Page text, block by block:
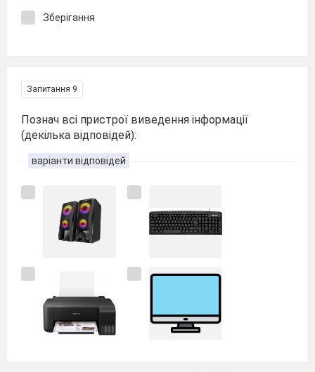
Зберігання
Запитання 9
Познач всі пристрої виведення інформації
(декілька відповідей):
варіанти відповідей